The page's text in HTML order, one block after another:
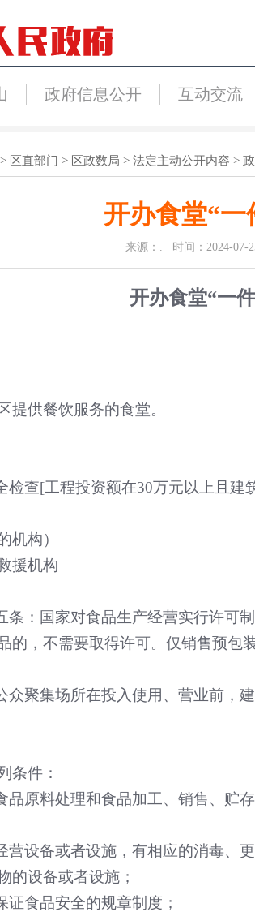
政府信息公开 互动交流
区直部门 > 区政数局 > 法定主动公开内容 >
开办食堂“一
来源：. 时间：2024-07-
开办食堂“一
供餐饮服务的食堂。
检查[工程投资额在30万元以上且建
机构）
援机构
条：国家对食品生产经营实行许可
的，不需要取得许可。仅销售预
众聚集场所在投入使用、营业前
条件：
原料处理和食品加工、销售、贮
设备或者设施，有相应的消毒、
的设备或者设施；
食品安全的规章制度；